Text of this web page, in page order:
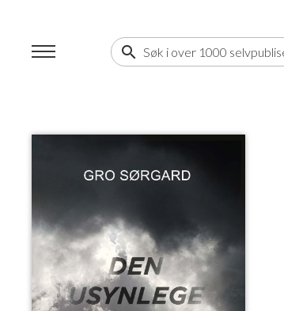
search